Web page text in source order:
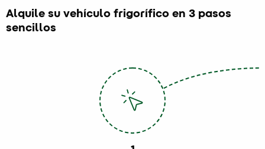
Alquile su vehículo frigorífico en 3 pasos
sencillos